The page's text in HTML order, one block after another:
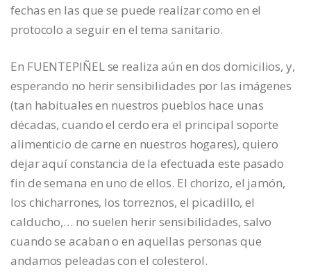
fechas en las que se puede realizar como en el
protocolo a seguir en el tema sanitario.
En FUENTEPIÑEL se realiza aún en dos domicilios, y,
esperando no herir sensibilidades por las imágenes
(tan habituales en nuestros pueblos hace unas
décadas, cuando el cerdo era el principal soporte
alimenticio de carne en nuestros hogares), quiero
dejar aquí constancia de la efectuada este pasado
fin de semana en uno de ellos. El chorizo, el jamón,
los chicharrones, los torreznos, el picadillo, el
calducho,… no suelen herir sensibilidades, salvo
cuando se acaban o en aquellas personas que
andamos peleadas con el colesterol.